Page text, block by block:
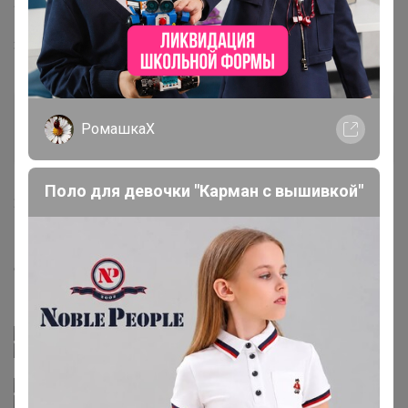
Здравствуйте . Оплатить смогу только в пятницу .
Мастер СП
23 апреля, 2020 11:28
, Добрый день! включите в счет, хочу сейчас
оплатить а завтра развоз в ЦР, читала что вы по
пятницам развозите
РомашкаХ
Поло для девочки "Карман с вышивкой"